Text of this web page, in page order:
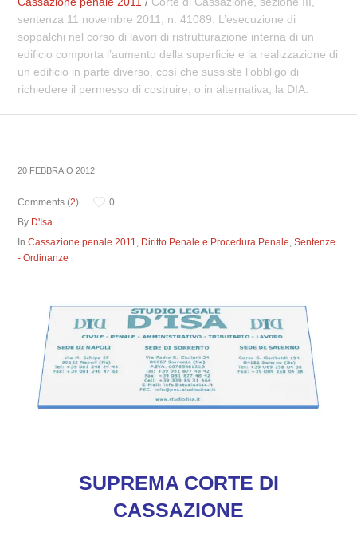
sentenza 11 novembre 2011, n. 41089. L’esecuzione di
soppalchi nel corso di lavori di ristrutturazione interna di un
edificio comporta l’aumento della superficie e la realizzazione di
un edificio in parte diverso, così che sussiste l’obbligo di
richiedere il permesso di costruire, o in alternativa, la DIA.
20 FEBBRAIO 2012
Comments (2)
0
By D'Isa
InCassazione penale 2011, Diritto Penale e Procedura Penale,Sentenze
- Ordinanze
SUPREMA CORTE DI
CASSAZIONE